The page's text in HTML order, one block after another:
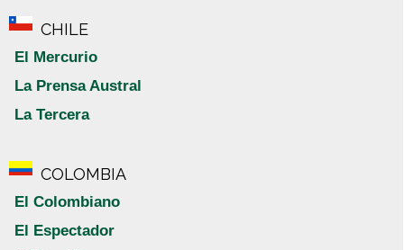
CHILE
El Mercurio
La Prensa Austral
La Tercera
COLOMBIA
El Colombiano
El Espectador